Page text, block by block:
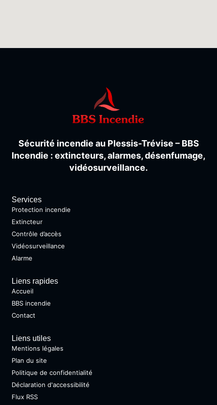
Sécurité incendie au Plessis-Trévise – BBS
Incendie : extincteurs,alarmes,désenfumage,
vidéosurveillance.
Services
Protection incendie
Extincteur
Contrôle d’accès
Vidéosurveillance
Alarme
Liens rapides
Accueil
BBS incendie
Contact
Liens utiles
Mentions légales
Plan du site
Politique de confidentialité
Déclaration d'accessibilité
Flux RSS